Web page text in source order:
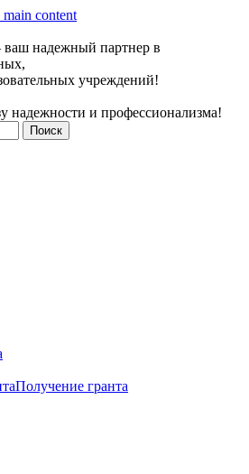
content
надежный партнер в
учреждений!
надежности и профессионализма!
Поиск
Получение гранта